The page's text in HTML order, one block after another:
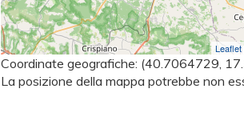
Leaflet
Coordinate geografiche: (40.7064729,
La posizione della mappa potrebbe non